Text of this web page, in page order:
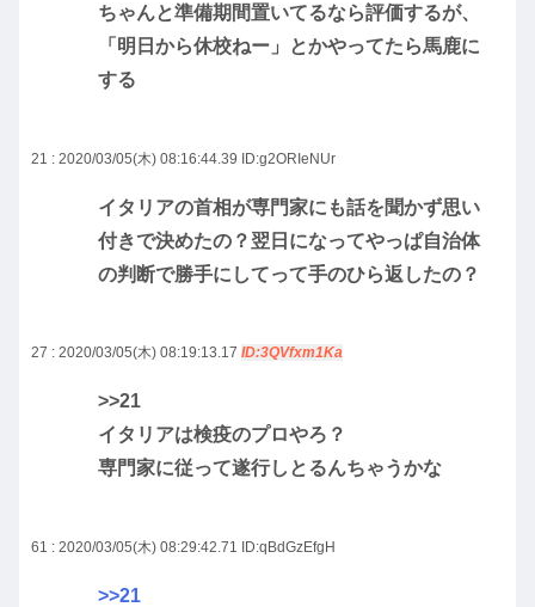
ちゃんと準備期間置いてるなら評価するが、
「明日から休校ねー」とかやってたら馬鹿に
する
21 : 2020/03/05(木) 08:16:44.39 ID:g2ORIeNUr
イタリアの首相が専門家にも話を聞かず思い
付きで決めたの？翌日になってやっぱ自治体
の判断で勝手にしてって手のひら返したの？
27 : 2020/03/05(木) 08:19:13.17 ID:3QVfxm1Ka
>>21
イタリアは検疫のプロやろ？
専門家に従って遂行しとるんちゃうかな
61 : 2020/03/05(木) 08:29:42.71 ID:qBdGzEfgH
>>21